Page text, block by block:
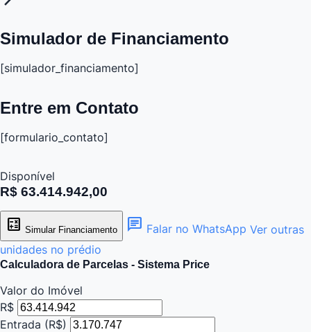
Simulador de Financiamento
[simulador_financiamento]
Entre em Contato
[formulario_contato]
Disponível
R$ 63.414.942,00
calculate Simular Financiamento chat Falar no WhatsApp Ver outras
unidades no prédio
Calculadora de Parcelas - Sistema Price
Valor do Imóvel
R$
Entrada (R$)